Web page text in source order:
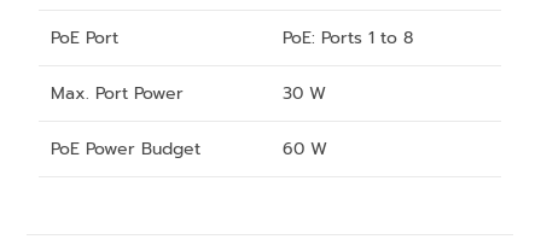
PoE Port PoE: Ports 1 to 8
Max. Port Power 30 W
PoE Power Budget 60 W